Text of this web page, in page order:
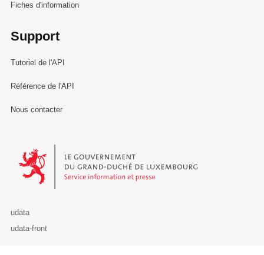
Fiches d'information
Support
Tutoriel de l'API
Référence de l'API
Nous contacter
Le Gouvernement du Grand-Duché de Luxembourg - Service
udata
udata-front